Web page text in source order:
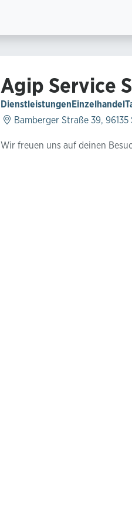
Agip Service
Dienstleistungen Einzelhandel
Bamberger Straße 39, 96135
Wir freuen uns auf deinen